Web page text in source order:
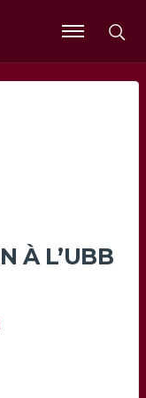
Ouvrir
le
À L’UBB